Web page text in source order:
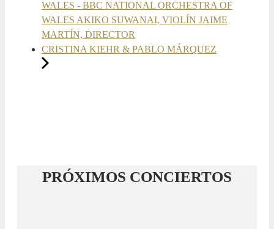
WALES - BBC NATIONAL ORCHESTRA OF
WALES AKIKO SUWANAI, VIOLÍN JAIME
MARTÍN, DIRECTOR
CRISTINA KIEHR & PABLO MÁRQUEZ
PRÓXIMOS CONCIERTOS